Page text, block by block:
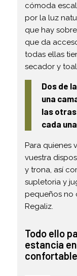
cómoda
por la luz
que hay
que da
todas ellas
secador y
Dos de
una
las otras
cada
Para quienes
vuestra
y trona, así
supletoria y
pequeños no
Regaliz.
Todo ello
estancia